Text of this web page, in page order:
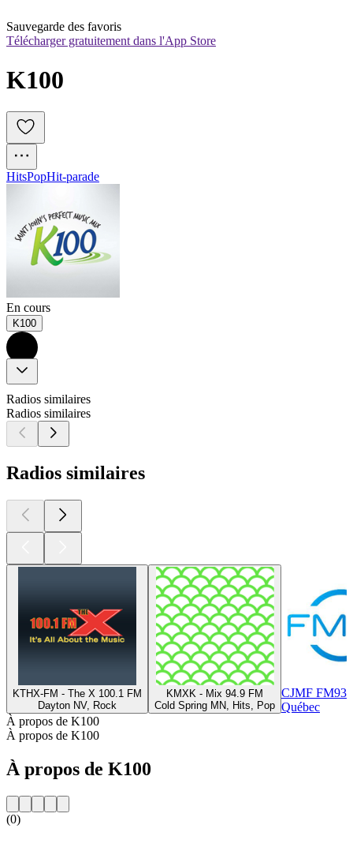
Sauvegarde des favoris
Télécharger gratuitement dans l'App Store
K100
HitsPopHit-parade
En cours
K100
Radios similaires
Radios similaires
Radios similaires
KTHX-FM - The X 100.1 FM
Dayton NV, Rock
KMXK - Mix 94.9 FM
Cold Spring MN, Hits, Pop
CJMF FM93
Québec
À propos de K100
À propos de K100
À propos de K100
(0)